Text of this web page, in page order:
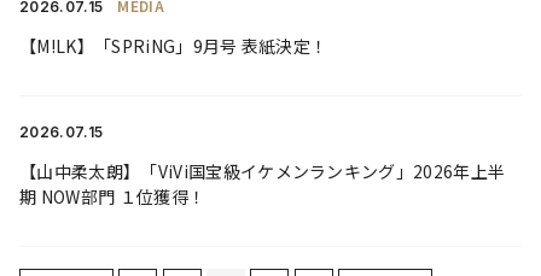
2026. 07.15 MEDIA
【M!LK】「SPRiNG」9月号 表紙決定！
2026. 07.15
【山中柔太朗】「ViVi国宝級イケメンランキング」2026年上半
期 NOW部門 １位獲得！